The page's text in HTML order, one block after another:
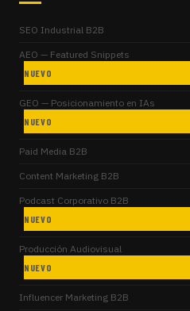
SEO Industrial B2B
AEO — Featured Snippets
NUEVO
GEO — Posicionamiento en IAs
NUEVO
Paid Media B2B
Content Marketing B2B
Podcast Corporativo B2B
NUEVO
Producción Audiovisual
NUEVO
Influencer Marketing B2B